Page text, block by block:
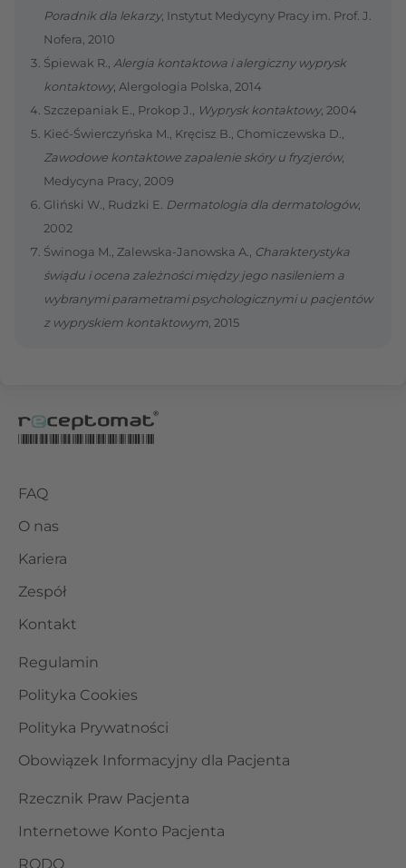
Poradnik dla lekarzy, Instytut Medycyny Pracy im. Prof. J.
Nofera, 2010
Śpiewak R., Alergia kontaktowa i alergiczny wyprysk
kontaktowy, Alergologia Polska, 2014
Szczepaniak E., Prokop J.,
Wyprysk kontaktowy, 2004
Kieć-Świerczyńska M., Kręcisz B., Chomiczewska D.,
Zawodowe kontaktowe zapalenie skóry u fryzjerów,
Medycyna Pracy, 2009
Gliński W., Rudzki E. Dermatologia dla dermatologów,
2002
Świnoga M., Zalewska-Janowska A.,
Charakterystyka
świądu i ocena zależności między jego nasileniem a
wybranymi parametrami psychologicznymi u pacjentów
z wypryskiem kontaktowym , 2015
FAQ
O nas
Kariera
Zespół
Kontakt
Regulamin
Polityka Cookies
Polityka Prywatności
Obowiązek Informacyjny dla Pacjenta
Rzecznik Praw Pacjenta
Internetowe Konto Pacjenta
RODO